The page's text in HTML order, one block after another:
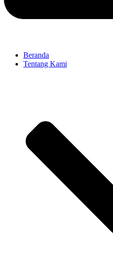
Beranda
Tentang Kami